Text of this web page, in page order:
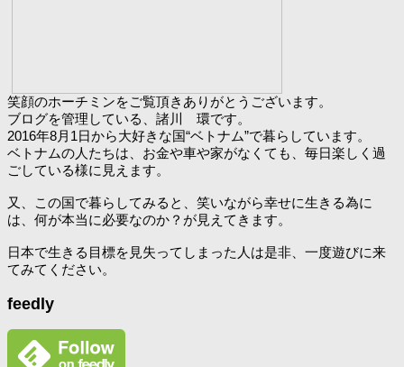
笑顔のホーチミンをご覧頂きありがとうございます。
ブログを管理している、諸川 環です。
2016年8月1日から大好きな国“ベトナム”で暮らしています。
ベトナムの人たちは、お金や車や家がなくても、毎日楽しく過
ごしている様に見えます。
又、この国で暮らしてみると、笑いながら幸せに生きる為に
は、何が本当に必要なのか？が見えてきます。
日本で生きる目標を見失ってしまった人は是非、一度遊びに来
てみてください。
feedly